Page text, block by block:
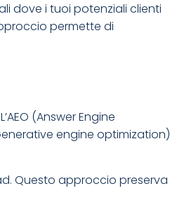
dove i tuoi potenziali clienti
permette di
(Answer Engine
engine optimization)
Questo approccio preserva